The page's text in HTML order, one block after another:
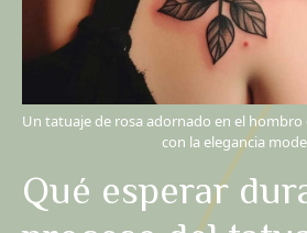
Un tatuaje de rosa adornado en el hombro
con la elegancia
Qué esperar